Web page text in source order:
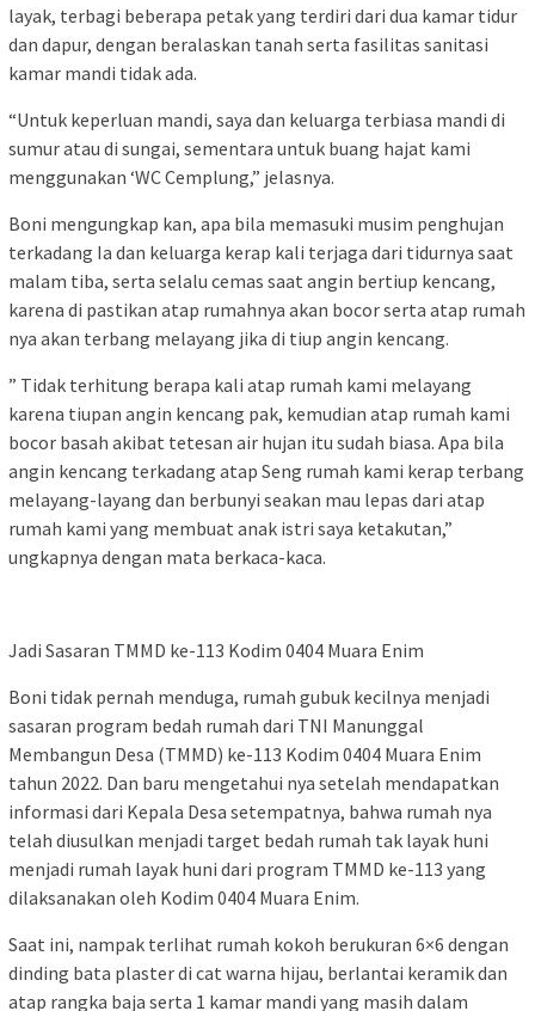
layak, terbagi beberapa petak yang terdiri dari dua kamar tidur
dan dapur, dengan beralaskan tanah serta fasilitas sanitasi
kamar mandi tidak ada.
“Untuk keperluan mandi, saya dan keluarga terbiasa mandi di
sumur atau di sungai, sementara untuk buang hajat kami
menggunakan ‘WC Cemplung,” jelasnya.
Boni mengungkap kan, apa bila memasuki musim penghujan
terkadang Ia dan keluarga kerap kali terjaga dari tidurnya saat
malam tiba, serta selalu cemas saat angin bertiup kencang,
karena di pastikan atap rumahnya akan bocor serta atap rumah
nya akan terbang melayang jika di tiup angin kencang.
” Tidak terhitung berapa kali atap rumah kami melayang
karena tiupan angin kencang pak, kemudian atap rumah kami
bocor basah akibat tetesan air hujan itu sudah biasa. Apa bila
angin kencang terkadang atap Seng rumah kami kerap terbang
melayang-layang dan berbunyi seakan mau lepas dari atap
rumah kami yang membuat anak istri saya ketakutan,”
ungkapnya dengan mata berkaca-kaca.
Jadi Sasaran TMMD ke-113 Kodim 0404 Muara Enim
Boni tidak pernah menduga, rumah gubuk kecilnya menjadi
sasaran program bedah rumah dari TNI Manunggal
Membangun Desa (TMMD) ke-113 Kodim 0404 Muara Enim
tahun 2022. Dan baru mengetahui nya setelah mendapatkan
informasi dari Kepala Desa setempatnya, bahwa rumah nya
telah diusulkan menjadi target bedah rumah tak layak huni
menjadi rumah layak huni dari program TMMD ke-113 yang
dilaksanakan oleh Kodim 0404 Muara Enim.
Saat ini, nampak terlihat rumah kokoh berukuran 6×6 dengan
dinding bata plaster di cat warna hijau, berlantai keramik dan
atap rangka baja serta 1 kamar mandi yang masih dalam